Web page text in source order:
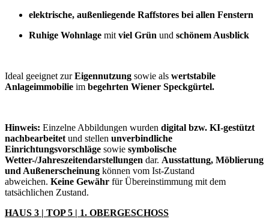
elektrische, außenliegende Raffstores bei allen Fenstern
Ruhige Wohnlage mit viel Grün und schönem Ausblick
Ideal geeignet zurEigennutzung sowie als wertstabile
Anlageimmobilie im begehrten Wiener Speckgürtel.
Hinweis: Einzelne Abbildungen wurden digital bzw. KI-gestützt
nachbearbeitet und stellen unverbindliche
Einrichtungsvorschläge sowie symbolische
Wetter-/Jahreszeitendarstellungen dar. Ausstattung, Möblierung
und Außenerscheinung können vom Ist-Zustand
abweichen. Keine Gewähr für Übereinstimmung mit dem
tatsächlichen Zustand.
HAUS 3 | TOP 5 | 1. OBERGESCHOSS